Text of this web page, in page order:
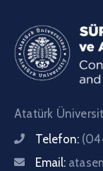
Atatürk
Telefon:
Email: